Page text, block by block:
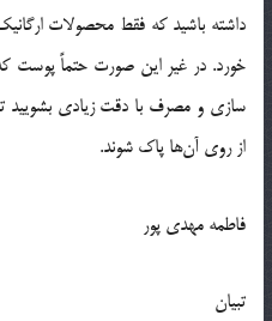
داشته باشید که فقط محصولات
خورد. در غیر این صورت حتماً پوست
سازی و مصرف با دقت زیادی
از روی آن‌ها پاک شوند.
فاطمه مهدی پور
تبیان